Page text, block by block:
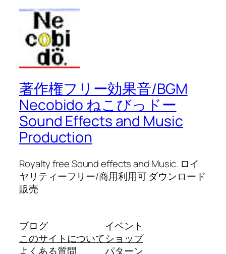
著作権フリー効果音/BGM
Necobido ねこびっドー
Sound Effects and Music
Production
Royalty free Sound effects and Music. ロイ
ヤリティーフリー/商用利用可 ダウンロード
販売
ブログ
このサイトについて
よくある質問
イベント
ショップ
パターン